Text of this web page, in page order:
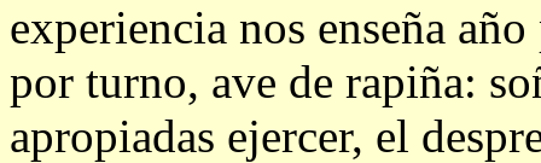
experiencia nos enseña
por turno, ave de rapiña:
apropiadas ejercer, el